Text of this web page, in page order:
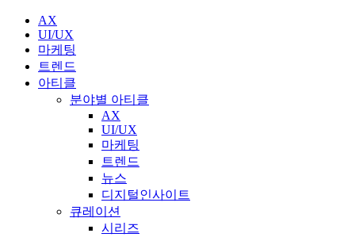
AX
UI/UX
마케팅
트렌드
아티클
분야별 아티클
AX
UI/UX
마케팅
트렌드
뉴스
디지털인사이트
큐레이션
시리즈